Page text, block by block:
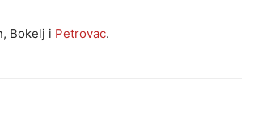
Bokelj i Petrovac.